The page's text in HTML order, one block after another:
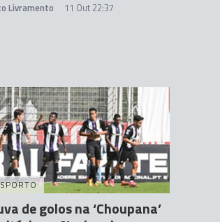
Livramento 11 Out 22:37
de golos na ‘Choupana’